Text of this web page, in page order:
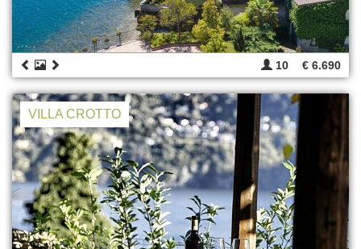
10 € 6.690
VILLA CROTTO